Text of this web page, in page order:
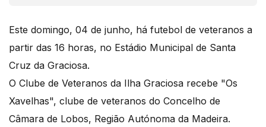
Este domingo, 04 de junho, há futebol de veteranos a
partir das 16 horas, no Estádio Municipal de Santa
Cruz da Graciosa.
O Clube de Veteranos da Ilha Graciosa recebe "Os
Xavelhas", clube de veteranos do Concelho de
Câmara de Lobos, Região Autónoma da Madeira.